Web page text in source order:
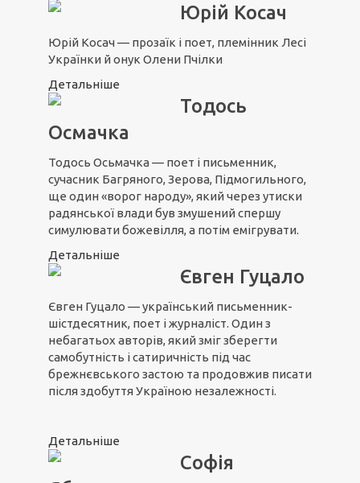
Юрій Косач
Юрій Косач — прозаїк і поет, племінник Лесі
Українки й онук Олени Пчілки
Детальніше
Тодось
Осмачка
Тодось Осьмачка — поет і письменник,
сучасник Багряного, Зерова, Підмогильного,
ще один «ворог народу», який через утиски
радянської влади був змушений спершу
симулювати божевілля, а потім емігрувати.
Детальніше
Євген Гуцало
Євген Гуцало — український письменник-
шістдесятник, поет і журналіст. Один з
небагатьох авторів, який зміг зберегти
самобутність і сатиричність під час
брежнєвського застою та продовжив писати
після здобуття Україною незалежності.
Детальніше
Софія